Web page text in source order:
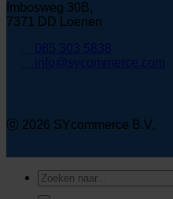
Imbosweg 30B,
7371 DD Loenen
085 303 5838
info@sycommerce.com
ⓒ 2026 SYcommerce B.V.
Zoeken
naar: